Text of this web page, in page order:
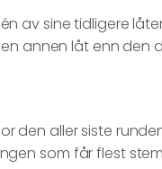
av sine tidligere
annen låt enn den
den aller siste
som får flest